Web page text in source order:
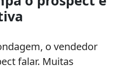
o vendedor
falar. Muitas